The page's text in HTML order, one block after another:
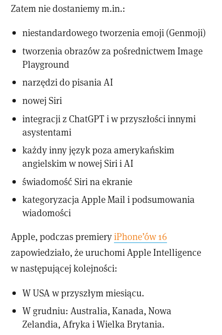
Zatem nie dostaniemy m.in.:
niestandardowego tworzenia emoji (Genmoji)
tworzenia obrazów za pośrednictwem Image
Playground
narzędzi do pisania AI
nowej Siri
integracji z ChatGPT i w przyszłości innymi
asystentami
każdy inny język poza amerykańskim
angielskim w nowej Siri i AI
świadomość Siri na ekranie
kategoryzacja Apple Mail i podsumowania
wiadomości
Apple, podczas premieryiPhone’ów 16
zapowiedziało, że uruchomi Apple Intelligence
w następującej kolejności:
W USA w przyszłym miesiącu.
W grudniu: Australia, Kanada, Nowa
Zelandia, Afryka i Wielka Brytania.